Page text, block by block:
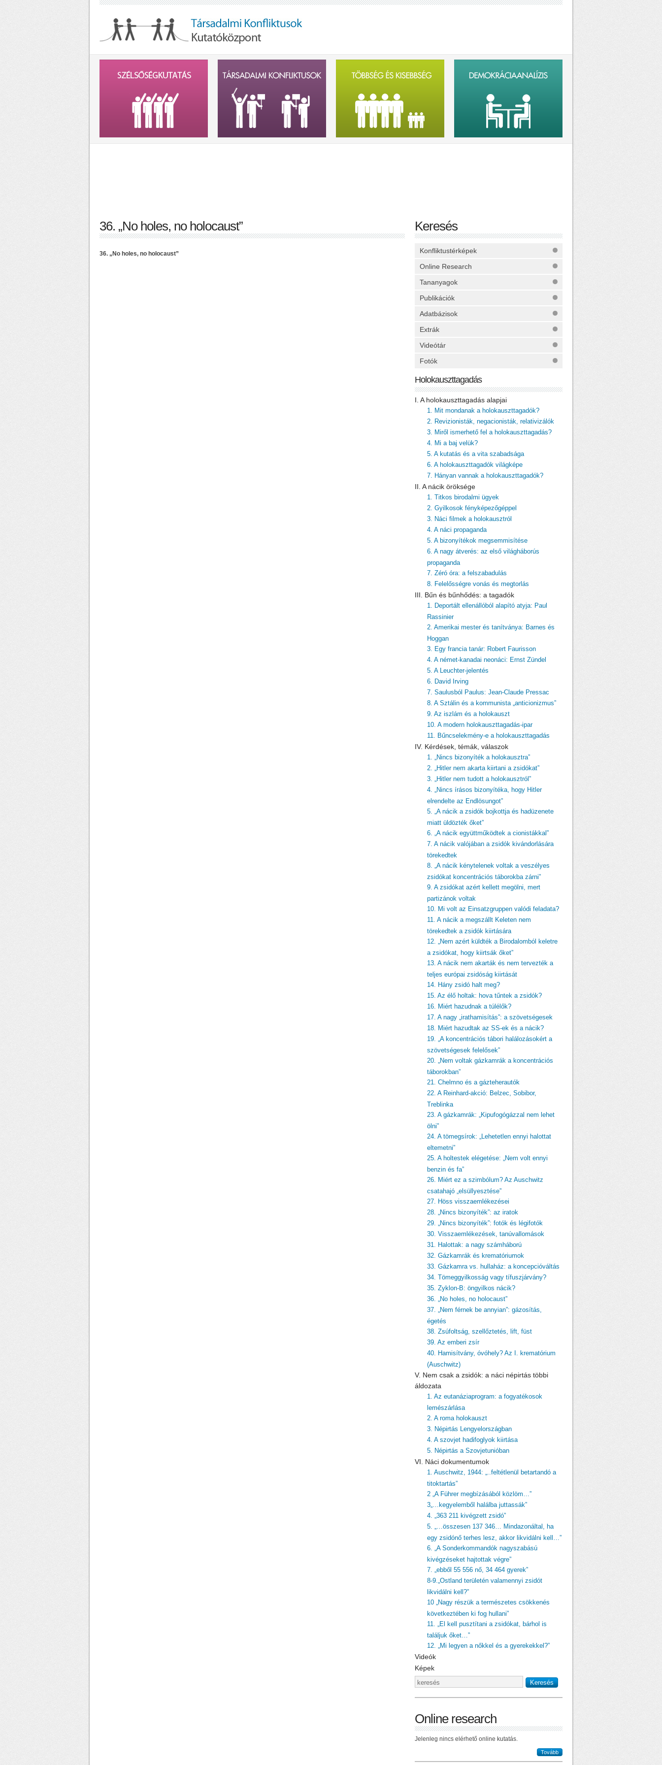
36. „No holes, no holocaust”
36. „No holes, no holocaust”
Keresés
Konfliktustérképek
Online Research
Tananyagok
Publikációk
Adatbázisok
Extrák
Videótár
Fotók
Holokauszttagadás
I. A holokauszttagadás alapjai
1. Mit mondanak a holokauszttagadók?
2. Revizionisták, negacionisták, relativizálók
3. Miről ismerhető fel a holokauszttagadás?
4. Mi a baj velük?
5. A kutatás és a vita szabadsága
6. A holokauszttagadók világképe
7. Hányan vannak a holokauszttagadók?
II. A nácik öröksége
1. Titkos birodalmi ügyek
2. Gyilkosok fényképezőgéppel
3. Náci filmek a holokausztról
4. A náci propaganda
5. A bizonyítékok megsemmisítése
6. A nagy átverés: az első világháborús
propaganda
7. Zéró óra: a felszabadulás
8. Felelősségre vonás és megtorlás
III. Bűn és bűnhődés: a tagadók
1. Deportált ellenállóból alapító atyja: Paul
Rassinier
2. Amerikai mester és tanítványa: Barnes és
Hoggan
3. Egy francia tanár: Robert Faurisson
4. A német-kanadai neonáci: Ernst Zündel
5. A Leuchter-jelentés
6. David Irving
7. Saulusból Paulus: Jean-Claude Pressac
8. A Sztálin és a kommunista „anticionizmus”
9. Az iszlám és a holokauszt
10. A modern holokauszttagadás-ipar
11. Bűncselekmény-e a holokauszttagadás
IV. Kérdések, témák, válaszok
1. „Nincs bizonyíték a holokausztra”
2. „Hitler nem akarta kiirtani a zsidókat”
3. „Hitler nem tudott a holokausztról”
4. „Nincs írásos bizonyítéka, hogy Hitler
elrendelte az Endlösungot”
5. „A nácik a zsidók bojkottja és hadüzenete
miatt üldözték őket”
6. „A nácik együttműködtek a cionistákkal”
7. A nácik valójában a zsidók kivándorlására
törekedtek
8. „A nácik kénytelenek voltak a veszélyes
zsidókat koncentrációs táborokba zárni”
9. A zsidókat azért kellett megölni, mert
partizánok voltak
10. Mi volt az Einsatzgruppen valódi feladata?
11. A nácik a megszállt Keleten nem
törekedtek a zsidók kiirtására
12. „Nem azért küldték a Birodalomból keletre
a zsidókat, hogy kiirtsák őket”
13. A nácik nem akarták és nem tervezték a
teljes európai zsidóság kiirtását
14. Hány zsidó halt meg?
15. Az élő holtak: hova tűntek a zsidók?
16. Miért hazudnak a túlélők?
17. A nagy „irathamisítás”: a szövetségesek
18. Miért hazudtak az SS-ek és a nácik?
19. „A koncentrációs tábori halálozásokért a
szövetségesek felelősek”
20. „Nem voltak gázkamrák a koncentrációs
táborokban”
21. Chelmno és a gázteherautók
22. A Reinhard-akció: Belzec, Sobibor,
Treblinka
23. A gázkamrák: „Kipufogógázzal nem lehet
ölni”
24. A tömegsírok: „Lehetetlen ennyi halottat
eltemetni”
25. A holtestek elégetése: „Nem volt ennyi
benzin és fa”
26. Miért ez a szimbólum? Az Auschwitz
csatahajó „elsüllyesztése”
27. Höss visszaemlékezései
28. „Nincs bizonyíték”: az iratok
29. „Nincs bizonyíték”: fotók és légifotók
30. Visszaemlékezések, tanúvallomások
31. Halottak: a nagy számháború
32. Gázkamrák és krematóriumok
33. Gázkamra vs. hullaház: a koncepcióváltás
34. Tömeggyilkosság vagy tífuszjárvány?
35. Zyklon-B: öngyilkos nácik?
36. „No holes, no holocaust”
37. „Nem férnek be annyian”: gázosítás,
égetés
38. Zsúfoltság, szellőztetés, lift, füst
39. Az emberi zsír
40. Hamisítvány, óvóhely? Az I. krematórium
(Auschwitz)
V. Nem csak a zsidók: a náci népirtás többi
áldozata
1. Az eutanáziaprogram: a fogyatékosok
lemészárlása
2. A roma holokauszt
3. Népirtás Lengyelországban
4. A szovjet hadifoglyok kiirtása
5. Népirtás a Szovjetunióban
VI. Náci dokumentumok
1. Auschwitz, 1944: „..feltétlenül betartandó a
titoktartás”
2 „A Führer megbízásából közlöm…”
3„…kegyelemből halálba juttassák”
4. „363 211 kivégzett zsidó”
5. „…összesen 137 346… Mindazonáltal, ha
egy zsidónő terhes lesz, akkor likvidálni kell…”
6. „A Sonderkommandók nagyszabású
kivégzéseket hajtottak végre”
7. „ebből 55 556 nő, 34 464 gyerek”
8-9.„Ostland területén valamennyi zsidót
likvidálni kell?”
10 „Nagy részük a természetes csökkenés
következtében ki fog hullani”
11. „El kell pusztítani a zsidókat, bárhol is
találjuk őket…”
12. „Mi legyen a nőkkel és a gyerekekkel?”
Videók
Képek
Online research
Jelenleg nincs elérhető online kutatás.
Tovább